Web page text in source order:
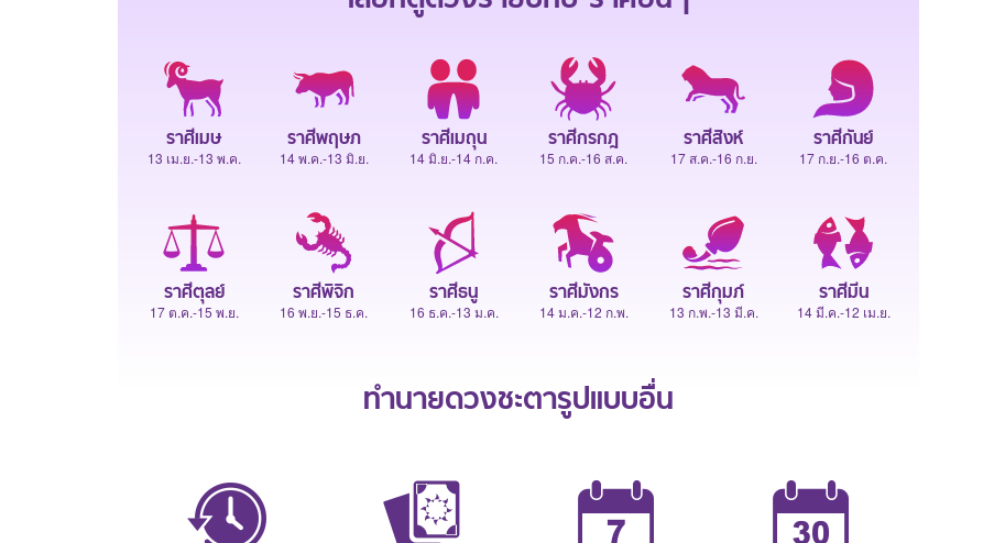
ราศีเมษ
13 เม.ย.-13 พ.ค.
ราศีพฤษภ
14 พ.ค.-13 มิ.ย.
ราศีเมถุน
14 มิ.ย.-14 ก.ค.
ราศีกรกฎ
15 ก.ค.-16 ส.ค.
ราศีสิงห์
17 ส.ค.-16 ก.ย.
ราศีกันย์
17 ก.ย.-16 ต.ค.
ราศีตุลย์
17 ต.ค.-15 พ.ย.
ราศีพิจิก
16 พ.ย.-15 ธ.ค.
ราศีธนู
16 ธ.ค.-13 ม.ค.
ราศีมังกร
14 ม.ค.-12 ก.พ.
ราศีกุมภ์
13 ก.พ.-13 มี.ค.
ราศีมีน
14 มี.ค.-12 เม.ย.
ทำนายดวงชะตารูปแบบอื่น